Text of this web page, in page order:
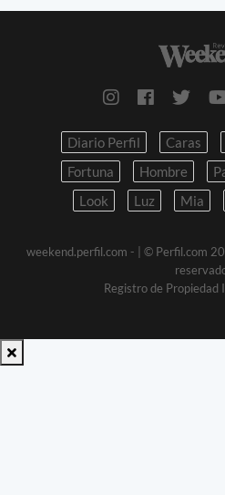
Diario Perfil Caras
Fortuna
Hombre
Look
Luz Mia
weekend.perfil.com -
| © Perfil.com
Registro de Propiedad